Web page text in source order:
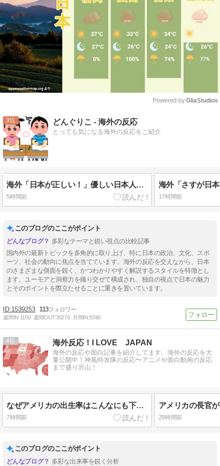
Powered by GliaStudios
3 どんぐりこ - 海外の反応
とっても気になる海外の反応をご紹介
海外「日本が正しい！」優しい日本人に甘える外国人に海外が大騒ぎ
5時間前 17時間前
このブログのここがポイント
多彩なテーマと鋭い視点の比較記事
国内外の最新トピックを多角的に取り上げ、特に日本の政治、文化、スポ
ーツ、社会の動向に焦点を当てています。海外の反応を交えながら、日本
のさまざまな側面を鋭く、かつわかりやすく解説するスタイルを特徴とし
ます。ユーモアと洞察力を織り交ぜて構成され、独自の視点で日本の魅力
とそのポイントを際立たせることに重きを置いています。
1539253 113
週間IN:1150 週間OUT:30270 月間IN:5590
4 海外反応！I LOVE JAPAN
海外の反応や面白記事を紹介してます。海外の反応を大
量公開中！神風特攻隊の反応〜アニメや面白動画の反応
まで盛り沢山！
なぜアメリカの出生率はこんなにも下がってしまったのか！？ 海外の反応。
7時間前 29時間前
このブログのここがポイント
多彩な出来事を鋭く分析